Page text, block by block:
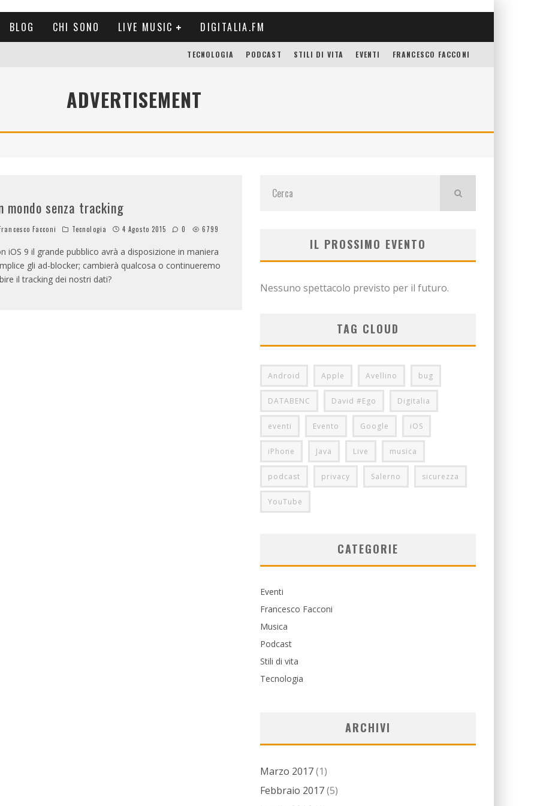
BLOG CHI SONO LIVE MUSIC DIGITALIA.FM
TECNOLOGIA PODCAST STILI DI VITA EVENTI FRANCESCO FACCONI
ADVERTISEMENT
mondo senza tracking
Facconi Tecnologia 4 Agosto 2015 0 6799
iOS 9 il grande pubblico avrà a disposizione in maniera
gli ad-blocker; cambierà qualcosa o continueremo
il tracking dei nostri dati?
IL PROSSIMO EVENTO
Nessuno spettacolo previsto per il futuro.
TAG CLOUD
Android Apple Avellino bug
DATABENC David #Ego Digitalia
eventi Evento Google iOS
iPhone Java Live musica
podcast privacy Salerno sicurezza
YouTube
CATEGORIE
Eventi
Francesco Facconi
Musica
Podcast
Stili di vita
Tecnologia
ARCHIVI
Marzo 2017(1)
Febbraio 2017(5)